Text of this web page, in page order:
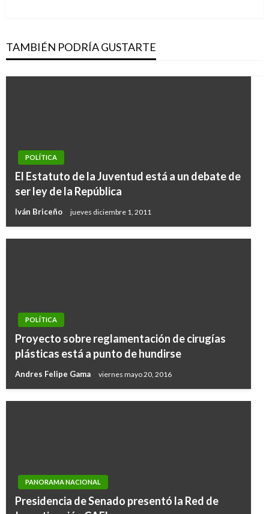
TAMBIÉN PODRÍA GUSTARTE
POLÍTICA
El Estatuto de la Juventud está a un debate de
ser ley de la República
Iván Briceño jueves diciembre 1, 2011
POLÍTICA
Proyecto sobre reglamentación de cirugías
plásticas está a punto de hundirse
Andres Felipe Gama viernes mayo 20, 2016
PANORAMA NACIONAL
Presidencia de Senado presentó la Red de